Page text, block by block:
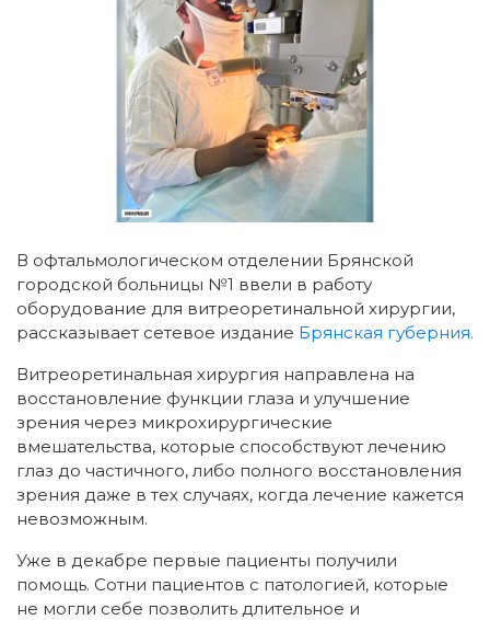
В офтальмологическом отделении Брянской
городской больницы №1 ввели в работу
оборудование для витреоретинальной хирургии,
рассказывает сетевое издание Брянская губерния.
Витреоретинальная хирургия направлена на
восстановление функции глаза и улучшение
зрения через микрохирургические
вмешательства, которые способствуют лечению
глаз до частичного, либо полного восстановления
зрения даже в тех случаях, когда лечение кажется
невозможным.
Уже в декабре первые пациенты получили
помощь. Сотни пациентов с патологией, которые
не могли себе позволить длительное и